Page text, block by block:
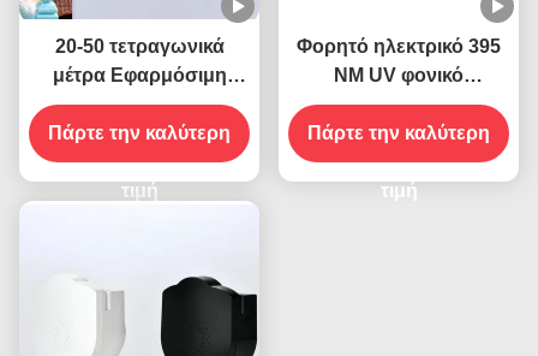
20-50 τετραγωνικά
μέτρα Εφαρμόσιμη
ηλεκτρική πρίζα πρίζα
για τοίχο UV φανάρι για
το κουνούπι Στερεά
κατάσταση Υψηλή
Πάρτε την καλύτερη
τιμή
Φορητό ηλεκτρικό 395
ΝΜ UV φονικό
κουνουπιών Φωτήρα
ιπτάμενων εντόμων
Φονικός αλιέας
Πάρτε την καλύτερη
τιμή